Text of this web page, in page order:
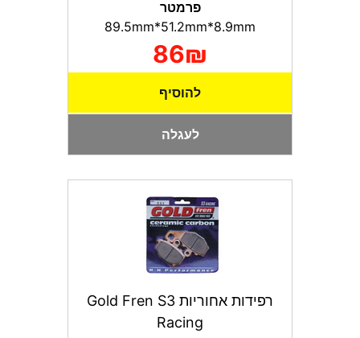
פרמטר
86₪
להוסיף
לעגלה
רפידות אחוריות Gold Fren S3
Racing